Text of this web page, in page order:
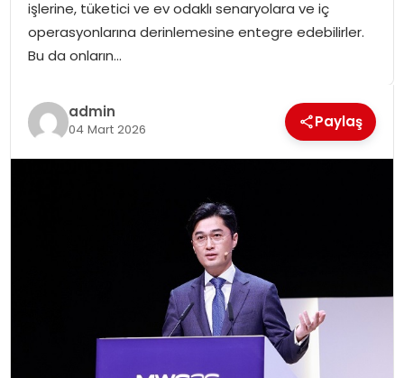
işlerine, tüketici ve ev odaklı senaryolara ve iç
operasyonlarına derinlemesine entegre edebilirler.
Bu da onların…
admin
04 Mart 2026 Paylaş